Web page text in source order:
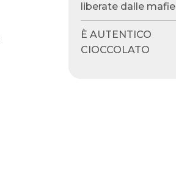
liberate dalle mafie
È AUTENTICO
CIOCCOLATO